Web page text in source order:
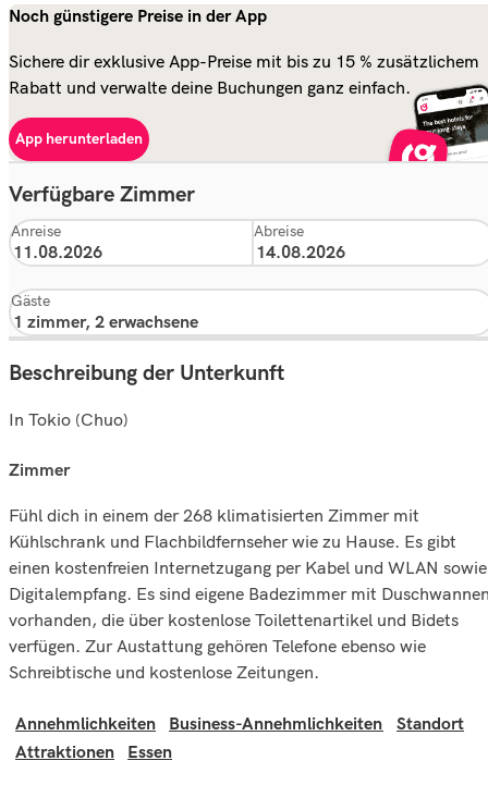
Noch günstigere Preise in der App
Sichere dir exklusive App-Preise mit bis zu 15 % zusätzlichem
Rabatt und verwalte deine Buchungen ganz einfach.
App herunterladen
Verfügbare Zimmer
Anreise Abreise
Gäste
Beschreibung der Unterkunft
In Tokio (Chuo)
zimmer
Fühl dich in einem der 268 klimatisierten Zimmer mit
Kühlschrank und Flachbildfernseher wie zu Hause. Es gibt
einen kostenfreien Internetzugang per Kabel und WLAN sowie
Digitalempfang. Es sind eigene Badezimmer mit
vorhanden, die über kostenlose Toilettenartikel und Bidets
verfügen. Zur Austattung gehören Telefone ebenso wie
Schreibtische und kostenlose Zeitungen.
Annehmlichkeiten Business-Annehmlichkeiten
Standort
Attraktionen
Essen